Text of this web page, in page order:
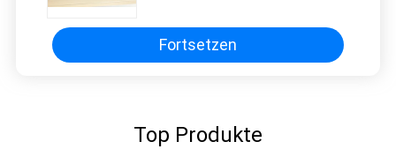
Fortsetzen
Top Produkte